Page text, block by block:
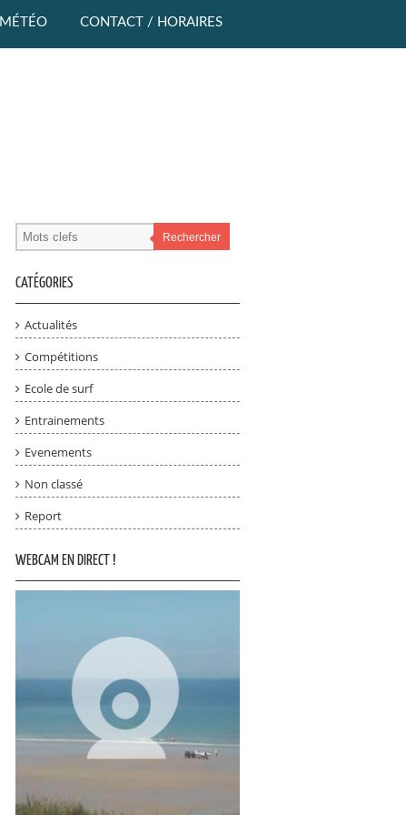
MÉTÉO CONTACT / HORAIRES
Rechercher
CATÉGORIES
Actualités
Compétitions
Ecole de surf
Entrainements
Evenements
Non classé
Report
WEBCAM EN DIRECT !